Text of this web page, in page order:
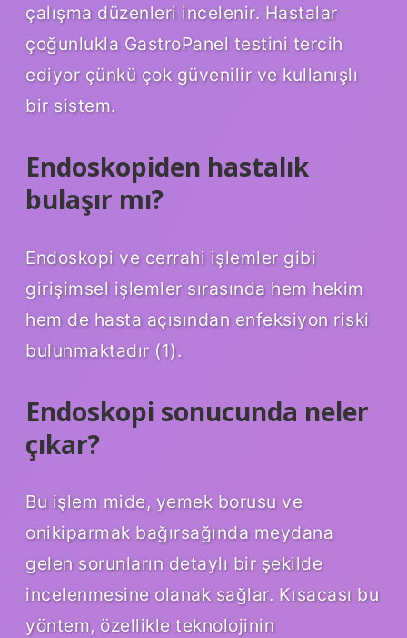
çalışma düzenleri incelenir. Hastalar
çoğunlukla GastroPanel testini tercih
ediyor çünkü çok güvenilir ve kullanışlı
bir sistem.
Endoskopiden hastalık
bulaşır mı?
Endoskopi ve cerrahi işlemler gibi
girişimsel işlemler sırasında hem hekim
hem de hasta açısından enfeksiyon riski
bulunmaktadır (1).
Endoskopi sonucunda neler
çıkar?
Bu işlem mide, yemek borusu ve
onikiparmak bağırsağında meydana
gelen sorunların detaylı bir şekilde
incelenmesine olanak sağlar. Kısacası bu
yöntem, özellikle teknolojinin